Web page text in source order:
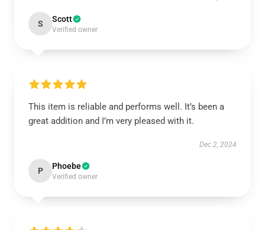
S Scott
Verified owner
This item is reliable and performs well. It’s been a
great addition and I’m very pleased with it.
Dec 2, 2024
P Phoebe
Verified owner